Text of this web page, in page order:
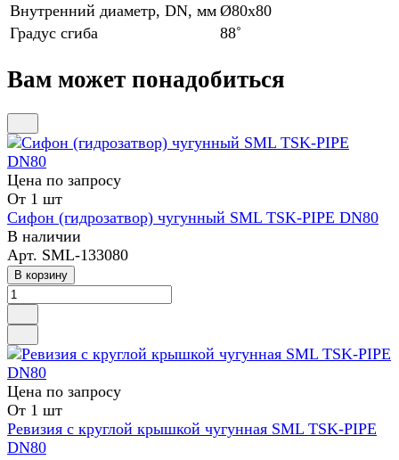
Внутренний диаметр, DN, мм Ø80x80
Градус сгиба
88˚
Вам может понадобиться
Цена по запросу
От 1 шт
Сифон (гидрозатвор) чугунный SML TSK-PIPE DN80
В наличии
Арт. SML-133080
В корзину
Цена по запросу
От 1 шт
Ревизия с круглой крышкой чугунная SML TSK-PIPE
DN80